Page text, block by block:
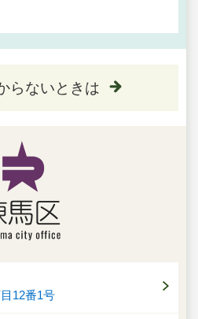
らないときは
12番1号